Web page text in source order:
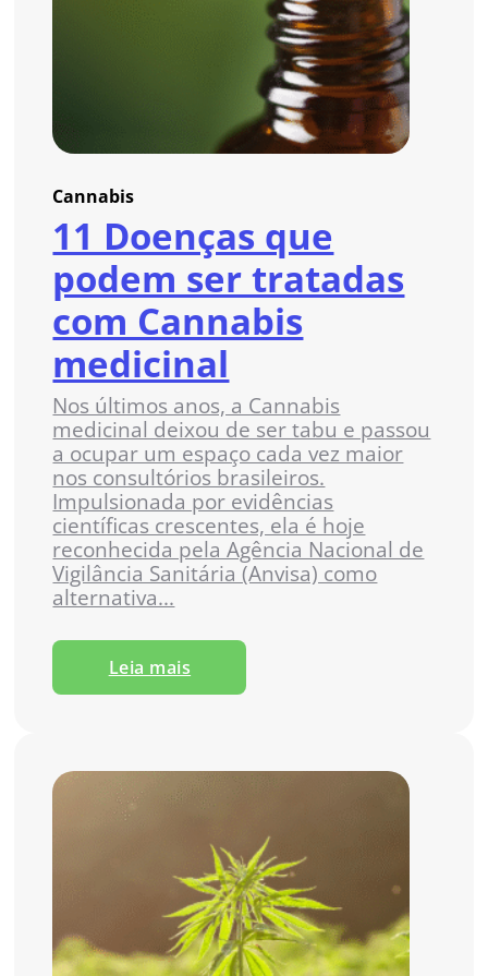
Cannabis
11 Doenças que
podem ser tratadas
com Cannabis
medicinal
Nos últimos anos, a Cannabis
medicinal deixou de ser tabu e passou
a ocupar um espaço cada vez maior
nos consultórios brasileiros.
Impulsionada por evidências
científicas crescentes, ela é hoje
reconhecida pela Agência Nacional de
Vigilância Sanitária (Anvisa) como
alternativa...
Leia mais